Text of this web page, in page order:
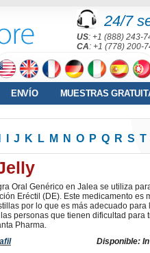
24/7
US: +1 (888) 243-
CA: +1 (778) 200-
ENVÍO MUESTRAS
J K L M N O P Q R S T
Oral Genérico en Jalea se utiliza
Eréctil (DE). Este medicamento es
por lo que es más adecuado
personas que tienen dificultad para
Pharma.
Disponible: